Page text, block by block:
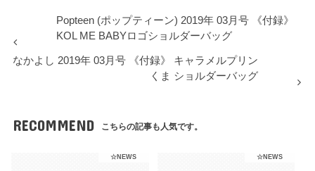
Popteen (ポップティーン) 2019年 03月号 《付録》
KOL ME BABYロゴショルダーバッグ
なかよし 2019年 03月号 《付録》 キャラメルプリン
くま ショルダーバッグ
RECOMMEND こちらの記事も人気です。
☆NEWS ☆NEWS